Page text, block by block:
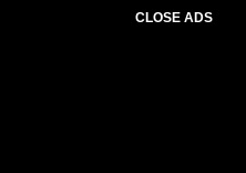
CLOSE ADS